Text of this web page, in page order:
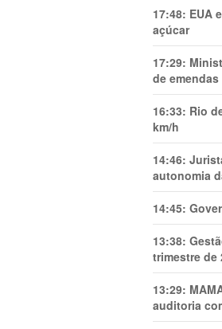
17:48: EUA
açúcar
17:29:
de emendas
16:33: Rio
km/h
14:46:
autonomia
14:45:
13:38:
trimestre de
13:29:
auditoria